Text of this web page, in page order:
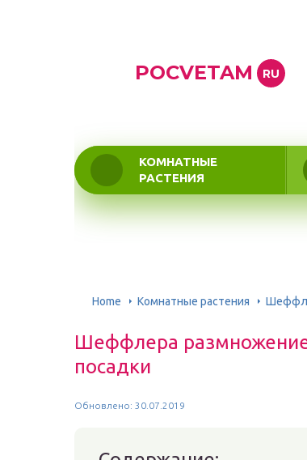
POCVETAM RU
КОМНАТНЫЕ
РАСТЕНИЯ
Home Комнатные растения
Шеффлера
посадки
Обновлено: 30.07.2019